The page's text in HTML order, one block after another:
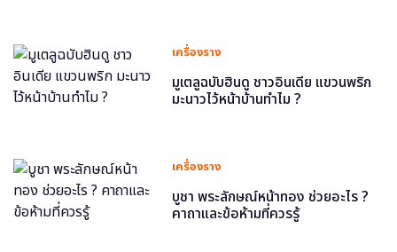
เครื่องราง
มูเตลูฉบับฮินดู ชาวอินเดีย แขวนพริก
มะนาวไว้หน้าบ้านทำไม ?
เครื่องราง
บูชา พระลักษณ์หน้าทอง ช่วยอะไร ?
คาถาและข้อห้ามที่ควรรู้